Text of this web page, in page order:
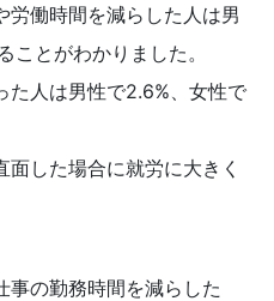
労働時間を減らした人は男
とがわかりました。
た人は男性で2.6%、女性で
した場合に就労に大きく
事の勤務時間を減らした